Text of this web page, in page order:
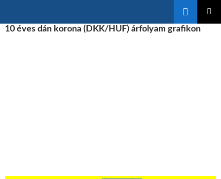
A
10 éves dán korona (DKK/HUF) árfolyam grafikon